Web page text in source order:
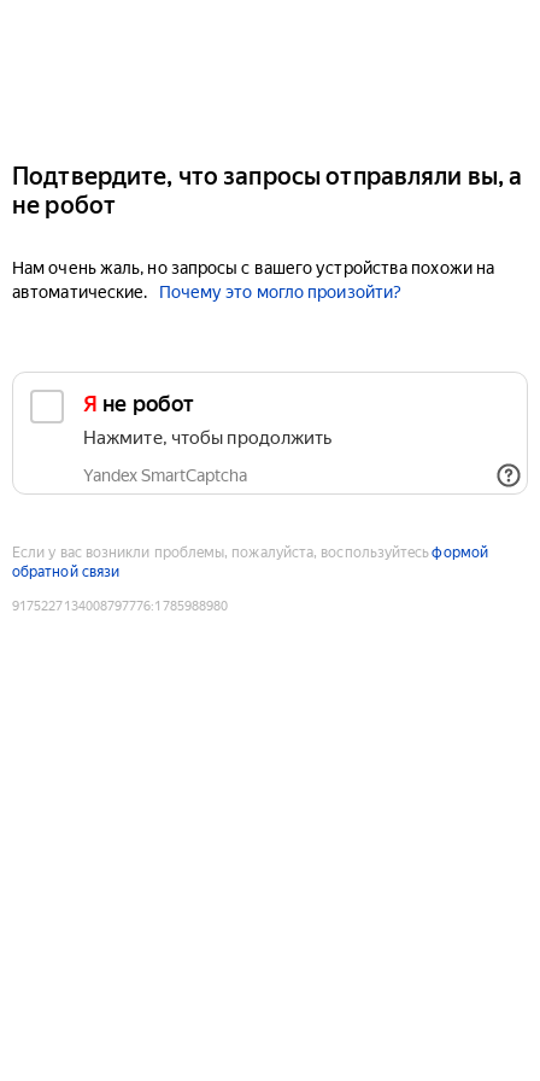
Подтвердите, что запросы отправляли вы, а
не робот
Нам очень жаль, но запросы с вашего устройства похожи на
автоматические.
Почему это могло произойти?
Я не робот
Нажмите, чтобы продолжить
Yandex SmartCaptcha
Если у вас возникли проблемы, пожалуйста, воспользуйтесьформой
обратной связи
9175227134008797776:1785988980